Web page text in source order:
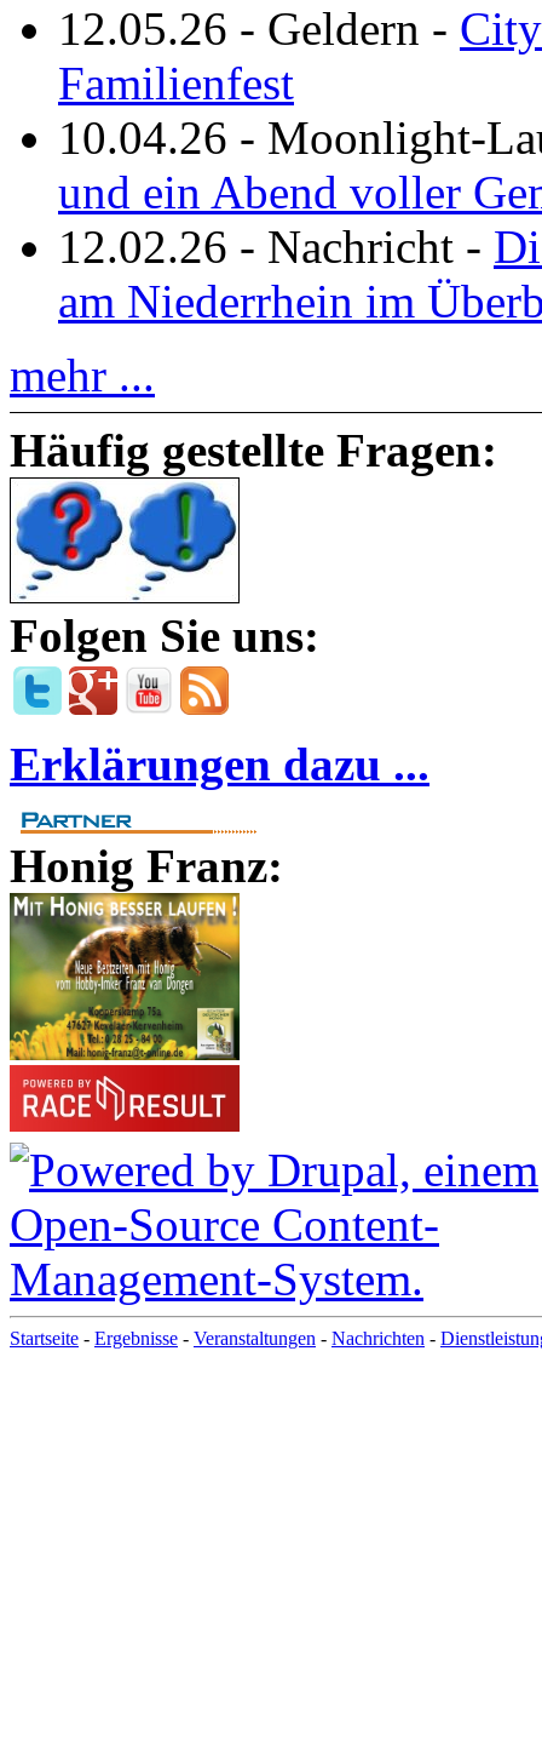
12.05.26 - Geldern -
Familienfest
10.04.26 - Moonlight-
und ein Abend voller
12.02.26 - Nachricht -
am Niederrhein im
mehr ...
Häufig gestellte Fragen:
Folgen Sie uns:
Erklärungen dazu ...
Honig Franz:
Startseite - Ergebnisse - Veranstaltungen - Nachrichten -